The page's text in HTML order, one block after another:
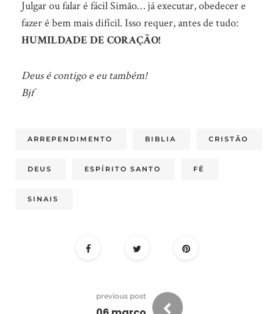
Julgar ou falar é fácil Simão… já executar, obedecer e
fazer é bem mais difícil. Isso requer, antes de tudo:
HUMILDADE DE CORAÇÃO!
Deus é contigo e eu também!
Bjf
ARREPENDIMENTO BIBLIA CRISTÃO
DEUS ESPÍRITO SANTO FÉ
SINAIS
previous post